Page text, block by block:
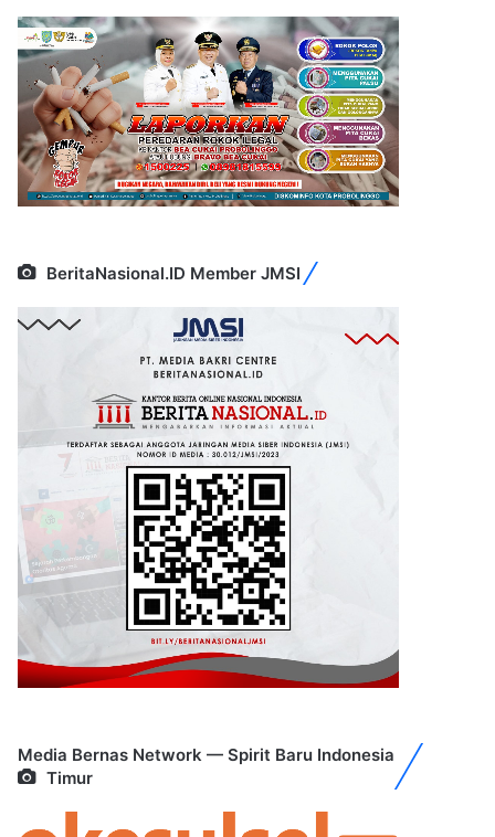
BeritaNasional.ID Member JMSI
Media Bernas Network — Spirit Baru Indonesia
Timur